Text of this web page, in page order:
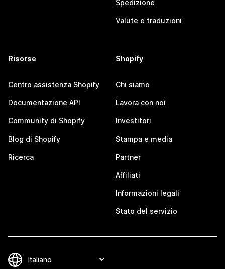
Spedizione
Valute e traduzioni
Risorse
Centro assistenza Shopify
Documentazione API
Community di Shopify
Blog di Shopify
Ricerca
Shopify
Chi siamo
Lavora con noi
Investitori
Stampa e media
Partner
Affiliati
Informazioni legali
Stato del servizio